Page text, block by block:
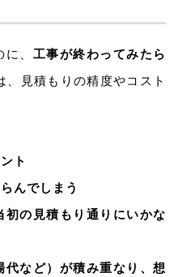
、 工事が終わってみたら
、見積もりの精度やコスト
ト
んでしまう
初の見積もり通りにいかな
代など）が積み重なり、想